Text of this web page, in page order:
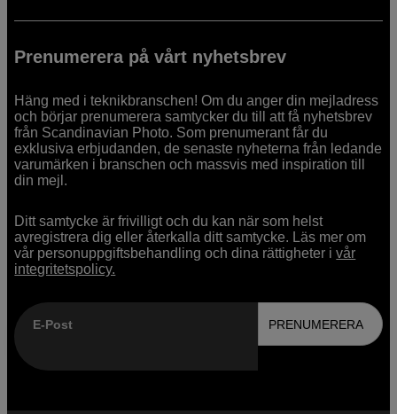
Prenumerera på vårt nyhetsbrev
Häng med i teknikbranschen! Om du anger din mejladress
och börjar prenumerera samtycker du till att få nyhetsbrev
från Scandinavian Photo. Som prenumerant får du
exklusiva erbjudanden, de senaste nyheterna från ledande
varumärken i branschen och massvis med inspiration till
din mejl.
Ditt samtycke är frivilligt och du kan när som helst
avregistrera dig eller återkalla ditt samtycke. Läs mer om
vår personuppgiftsbehandling och dina rättigheter ivår
integritetspolicy.
E-Post PRENUMERERA